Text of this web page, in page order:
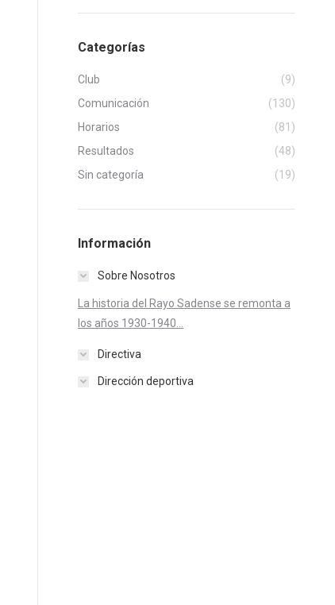
Categorías
Club
(9)
Comunicación
(130)
Horarios
(81)
Resultados
(48)
Sin categoría
(19)
Información
Sobre Nosotros
La historia del Rayo Sadense se remonta a
los años 1930-1940...
Directiva
Dirección deportiva